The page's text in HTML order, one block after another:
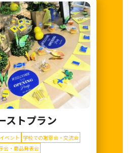
ストプラン
ベント 学校での謝恩会・交流会
会・商品発表会